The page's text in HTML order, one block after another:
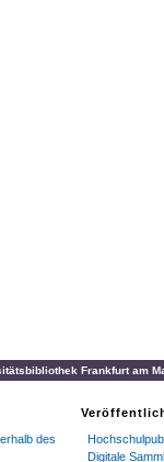
Frankfurt am
des
Digitale